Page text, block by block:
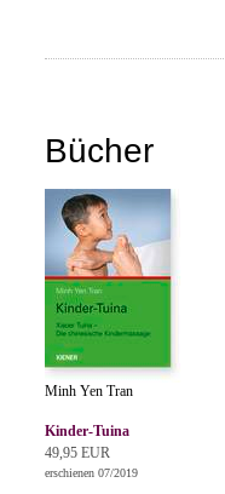
Bücher
Minh Yen Tran
Kinder-Tuina
49,95 EUR
erschienen 07/2019